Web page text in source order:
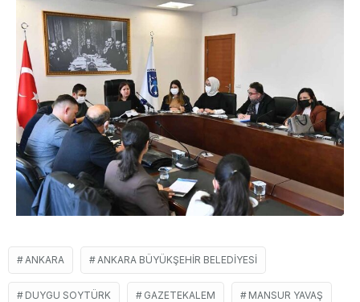
ANKARA ANKARA BÜYÜKŞEHIR BELEDIYESI
DUYGU SOYTÜRK GAZETEKALEM MANSUR YAVAŞ